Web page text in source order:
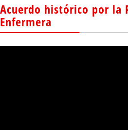
Acuerdo histórico por la
Enfermera